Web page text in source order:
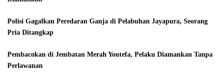
Polisi Gagalkan Peredaran Ganja di Pelabuhan Jayapura, Seorang
Pria Ditangkap
Pembacokan di Jembatan Merah Youtefa, Pelaku Diamankan Tanpa
Perlawanan